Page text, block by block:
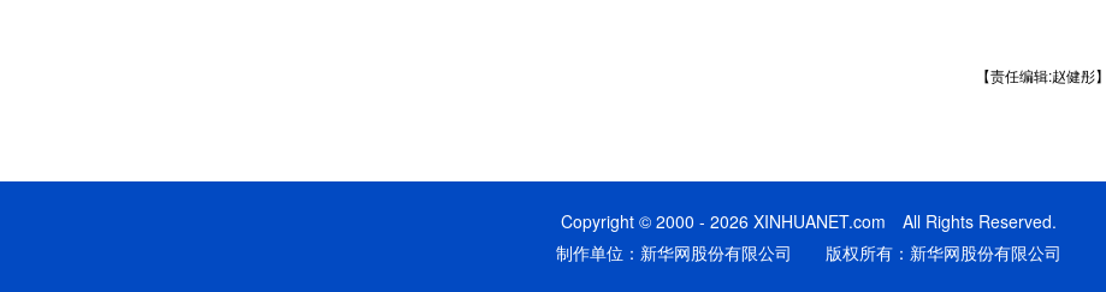
【责任编辑:赵健彤】
Copyright © 2000 - 2026 XINHUANET.com All Rights Reserved.
制作单位：新华网股份有限公司 版权所有：新华网股份有限公司